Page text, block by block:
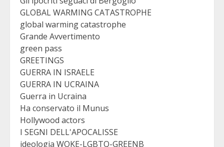
GLOBAL WARMING CATASTROPHE
global warming catastrophe
Grande Avvertimento
green pass
GREETINGS
GUERRA IN ISRAELE
GUERRA IN UCRAINA
Guerra in Ucraina
Ha conservato il Munus
Hollywood actors
I SEGNI DELL'APOCALISSE
ideologia WOKE-LGBTQ-GREENB